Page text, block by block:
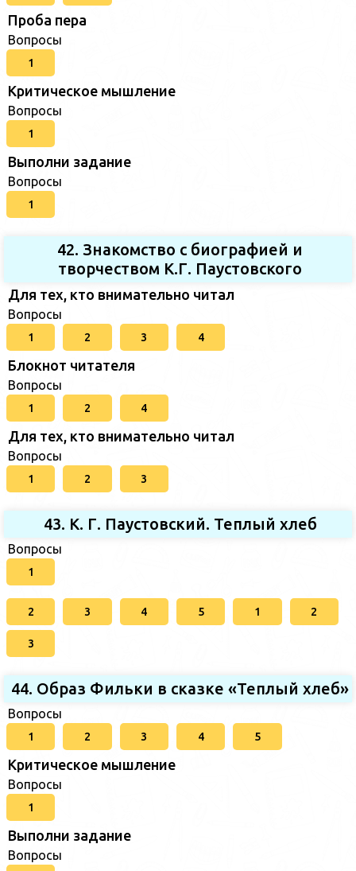
Проба пера
Вопросы
1
Критическое мышление
Вопросы
1
Выполни задание
Вопросы
1
42. Знакомство с биографией и
творчеством К.Г. Паустовского
Для тех, кто внимательно читал
Вопросы
1 2 3 4
Блокнот читателя
Вопросы
1 2 4
Для тех, кто внимательно читал
Вопросы
1 2 3
43. К. Г. Паустовский. Теплый хлеб
Вопросы
1
2 3 4 5 1 2
3
44. Образ Фильки в сказке «Теплый хлеб»
Вопросы
1 2 3 4 5
Критическое мышление
Вопросы
1
Выполни задание
Вопросы